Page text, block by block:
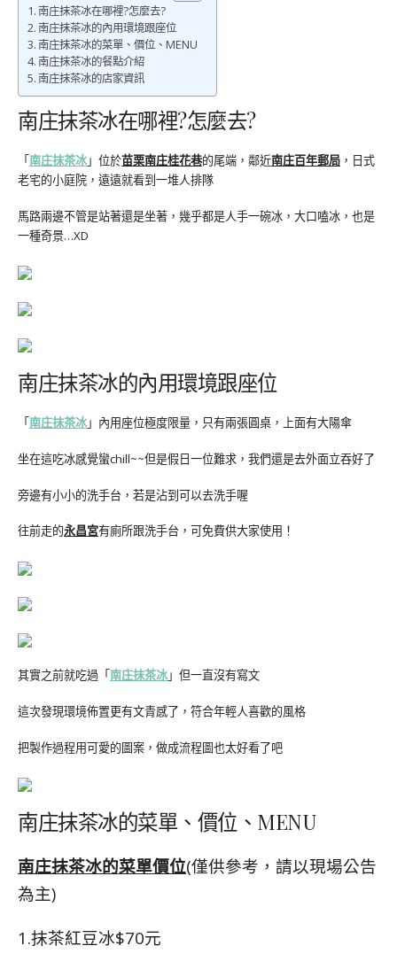
南庄抹茶冰在哪裡?怎麼去?
南庄抹茶冰的內用環境跟座位
南庄抹茶冰的菜單、價位、MENU
南庄抹茶冰的餐點介紹
南庄抹茶冰的店家資訊
南庄抹茶冰在哪裡?怎麼去?
「南庄抹茶冰」位於苗栗南庄桂花巷的尾端，鄰近南庄百年郵局 ，日式
老宅的小庭院，遠遠就看到一堆人排隊
馬路兩邊不管是站著還是坐著，幾乎都是人手一碗冰，大口嗑冰，也是
一種奇景…XD
南庄抹茶冰的內用環境跟座位
「南庄抹茶冰」內用座位極度限量，只有兩張圓桌，上面有大陽傘
坐在這吃冰感覺蠻chill~~但是假日一位難求，我們還是去外面立吞好了
旁邊有小小的洗手台，若是沾到可以去洗手喔
往前走的永昌宮有廁所跟洗手台，可免費供大家使用！
其實之前就吃過「南庄抹茶冰」但一直沒有寫文
這次發現環境佈置更有文青感了，符合年輕人喜歡的風格
把製作過程用可愛的圖案，做成流程圖也太好看了吧
南庄抹茶冰的菜單、價位、MENU
南庄抹茶冰的菜單價位(僅供參考，請以現場公告
為主)
1.抹茶紅豆冰$70元